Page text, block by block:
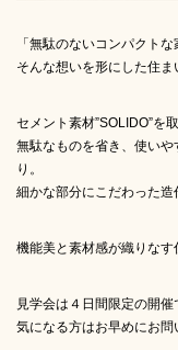
「無駄のないコンパクトな
そんな想いを形にした住ま
セメント素材”SOLIDO”を
無駄なものを省き、使い
り。
細かな部分にこだわった造
機能美と素材感が織りなす
見学会は４日間限定の開催
気になる方はお早めにお問